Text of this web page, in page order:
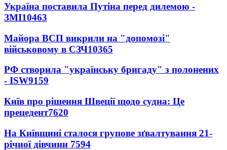
Україна поставила Путіна перед дилемою -
ЗМІ10463
Майора ВСП викрили на "допомозі"
військовому в СЗЧ10365
РФ створила "українську бригаду" з полонених
- ISW9159
Київ про рішення Швеції щодо судна: Це
прецедент7620
На Київщині сталося групове зґвалтування 21-
річної дівчини 7594